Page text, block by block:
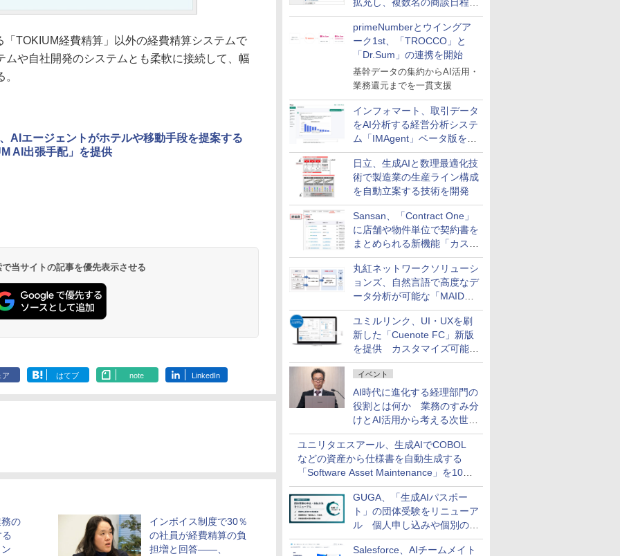
整を効率化
primeNumberとウイングア
ーク1st、「TROCCO」と
「Dr.Sum」の連携を開始
基幹データの集約からAI活用・
業務還元までを一貫支援
インフォマート、取引データ
をAI分析する経営分析システ
ム「IMAgent」ベータ版を提
供
日立、生成AIと数理最適化技
術で製造業の生産ライン構成
を自動立案する技術を開発
Sansan、「Contract One」
に店舗や物件単位で契約書を
まとめられる新機能「カスタ
ム契約ツリー」を追加
丸紅ネットワークソリューシ
ョンズ、自然言語で高度なデ
ータ分析が可能な「MAIDOA
AI ASSIST」を9月より提供
ユミルリンク、UI・UXを刷
新した「Cuenote FC」新版
を提供 カスタマイズ可能な
ダッシュボード画面を搭載
イベント
AI時代に進化する経理部門の
役割とは何か 業務のすみ分
けとAI活用から考える次世代
ファイナンス戦略
ユニリタエスアール、生成AIでCOBOL
などの資産から仕様書を自動生成する
「Software Asset Maintenance」を10月
に発売
GUGA、「生成AIパスポー
ト」の団体受験をリニューア
ル 個人申し込みや個別の支
払いなどに対応
Salesforce、AIチームメイト
TOKIUM経費精算」以外の経費精算システムで
ムや自社開発のシステムとも柔軟に接続して、幅
AIエージェントがホテルや移動手段を提案する
AI出張手配」を提供
当サイトの記事を優先表示させる
ア はてブ note LinkedIn
の
インボイス制度で30％
の社員が経費精算の負
担増と回答――、